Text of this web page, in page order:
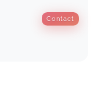
Contact